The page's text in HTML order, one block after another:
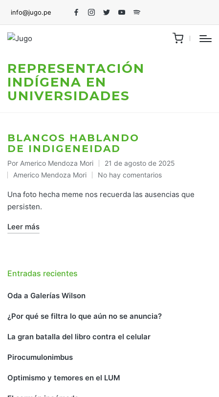
info@jugo.pe
FacebookInstagram
TwitterYoutubeSpotify
REPRESENTACIÓN
INDÍGENA EN
UNIVERSIDADES
BLANCOS HABLANDO
DE INDIGENEIDAD
Publicado
por
Por Americo Mendoza Mori 21 de agosto de 2025
Publicado
en
Americo Mendoza Mori No hay comentarios
Una foto hecha meme nos recuerda las ausencias que
persisten.
Leer más
Entradas recientes
Oda a Galerías Wilson
¿Por qué se filtra lo que aún no se anuncia?
La gran batalla del libro contra el celular
Pirocumulonimbus
Optimismo y temores en el LUM